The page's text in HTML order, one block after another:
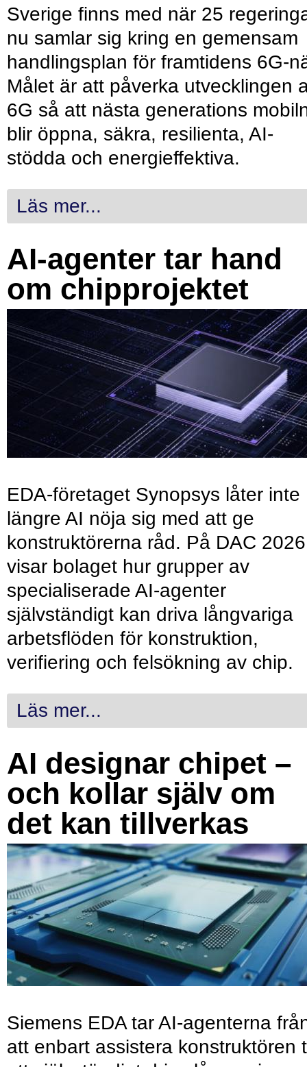
Sverige finns med när 25
nu samlar sig kring en gemensam
handlingsplan för framtidens 6G-
Målet är att påverka utvecklingen
6G så att nästa generations
blir öppna, säkra, resilienta, AI-
stödda och energieffektiva.
Läs mer...
AI-agenter tar hand
om chipprojektet
EDA-företaget Synopsys låter inte
längre AI nöja sig med att ge
konstruktörerna råd. På DAC 2026
visar bolaget hur grupper av
specialiserade AI-agenter
självständigt kan driva långvariga
arbetsflöden för konstruktion,
verifiering och felsökning av chip.
Läs mer...
AI designar chipet –
och kollar själv om
det kan tillverkas
Siemens EDA tar AI-agenterna
att enbart assistera konstruktören